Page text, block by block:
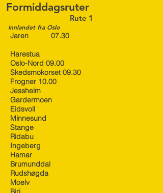
Formiddagsruter
Rute 1
Innlandet fra Oslo
Jaren 07.30
Harestua
Oslo-Nord 09.00
Skedsmokorset 09.30
Frogner 10.00
Jessheim
Gardermoen
Eidsvoll
Minnesund
Stange
Ridabu
Ingeberg
Hamar
Brumunddal
Rudshøgda
Moelv